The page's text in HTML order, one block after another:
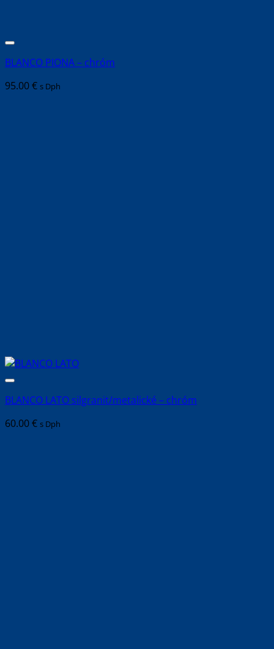
BLANCO PIONA – chróm
95.00€ s Dph
BLANCO LATO silgranit/metalické – chróm
60.00€ s Dph